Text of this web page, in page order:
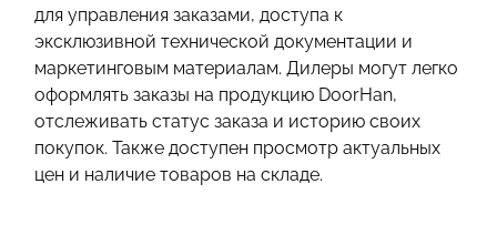
для управления заказами, доступа к
эксклюзивной технической документации и
маркетинговым материалам. Дилеры могут легко
оформлять заказы на продукцию DoorHan,
отслеживать статус заказа и историю своих
покупок. Также доступен просмотр актуальных
цен и наличие товаров на складе.